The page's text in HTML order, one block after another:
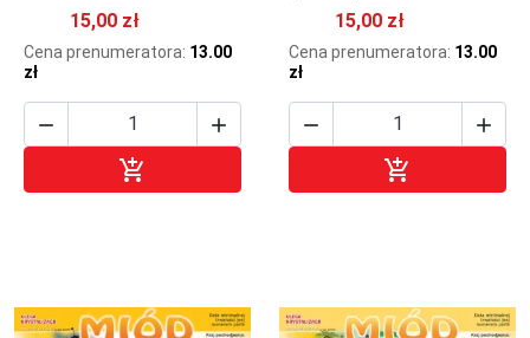
15,00 zł
Cena prenumeratora: 13.00
zł
 

15,00 zł
Cena prenumeratora: 13.00
zł
 
